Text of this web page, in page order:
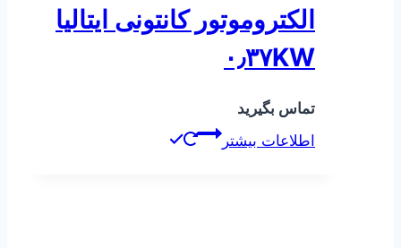
الکتروموتور کانتونی ایتالیا
۰٫۳۷KW
تماس بگیرید
اطلاعات بیشتر